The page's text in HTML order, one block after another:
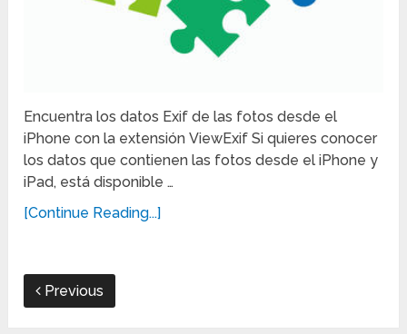
Encuentra los datos Exif de las fotos desde el
iPhone con la extensión ViewExif Si quieres conocer
los datos que contienen las fotos desde el iPhone y
iPad, está disponible …
[Continue Reading...]
Previous